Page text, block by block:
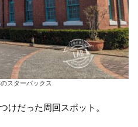
スターバックス
けだった周回スポット。